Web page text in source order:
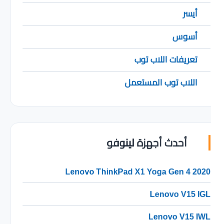
أيسر
أسوس
تعريفات اللاب توب
اللاب توب المستعمل
أحدث أجهزة لينوفو
Lenovo ThinkPad X1 Yoga Gen 4 2020
Lenovo V15 IGL
Lenovo V15 IWL